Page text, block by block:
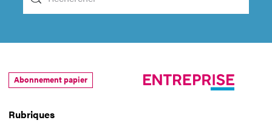
Rubriques
Abonnement papier